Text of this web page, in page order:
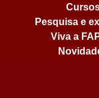
Pesquisa e
Viva a